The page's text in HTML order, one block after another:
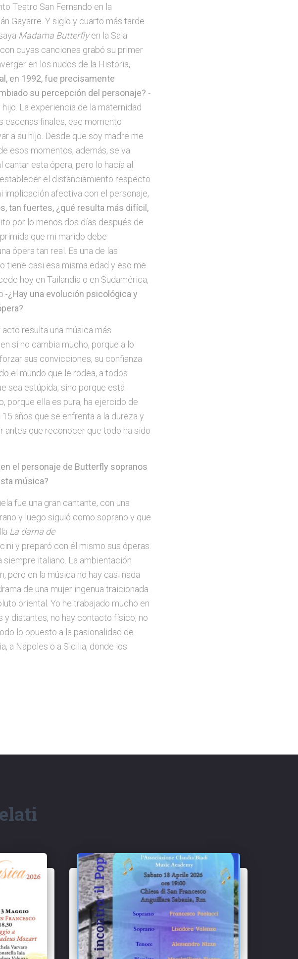
Teatro San Fernando en la
Gayarre. Y siglo y cuarto más tarde
Madama Butterflyen la Sala
cuyas canciones grabó su primer
en los nudos de la Historia,
en 1992, fue precisamente
su percepción del personaje? -
La experiencia de la maternidad
escenas finales, ese momento
a su hijo. Desde que soy madre me
esos momentos, además, se va
esta ópera, pero lo hacía al
el distanciamiento respecto
implicación afectiva con el personaje,
tan fuertes, ¿qué resulta más difícil,
por lo menos dos días después de
que mi marido debe
ópera tan real. Es una de las
tiene casi esa misma edad y eso me
hoy en Tailandia o en Sudamérica,
-¿Hay una evolución psicológica y
resulta una música más
sí no cambia mucho, porque a lo
sus convicciones, su confianza
el mundo que le rodea, a todos
sea estúpida, sino porque está
porque ella es pura, ha ejercido de
años que se enfrenta a la dureza y
antes que reconocer que todo ha sido
el personaje de Butterfly sopranos
música?
fue una gran cantante, con una
y luego siguió como soprano y que
La dama de
y preparó con él mismo sus óperas.
italiano. La ambientación
pero en la música no hay casi nada
de una mujer ingenua traicionada
oriental. Yo he trabajado mucho en
y distantes, no hay contacto físico, no
lo opuesto a la pasionalidad de
a Nápoles o a Sicilia, donde los